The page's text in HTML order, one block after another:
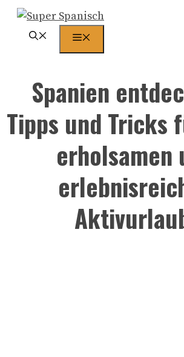
Zum
Inhalt
Spanien
Tipps und Tricks
erholsamen